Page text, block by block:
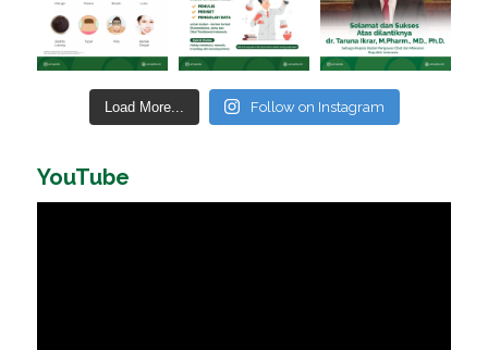
Load More... Follow on Instagram
YouTube